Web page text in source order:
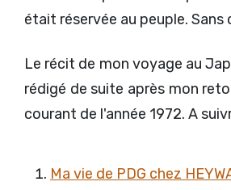
était réservée au peuple. Sans
Le récit de mon voyage au
rédigé de suite après mon
courant de l'année 1972. A
Ma vie de PDG chez